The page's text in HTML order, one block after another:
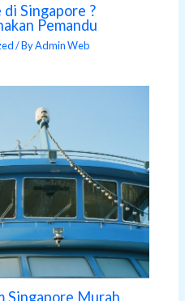
Singapore ?
Pemandu
/ ByAdmin Web
Singapore Murah